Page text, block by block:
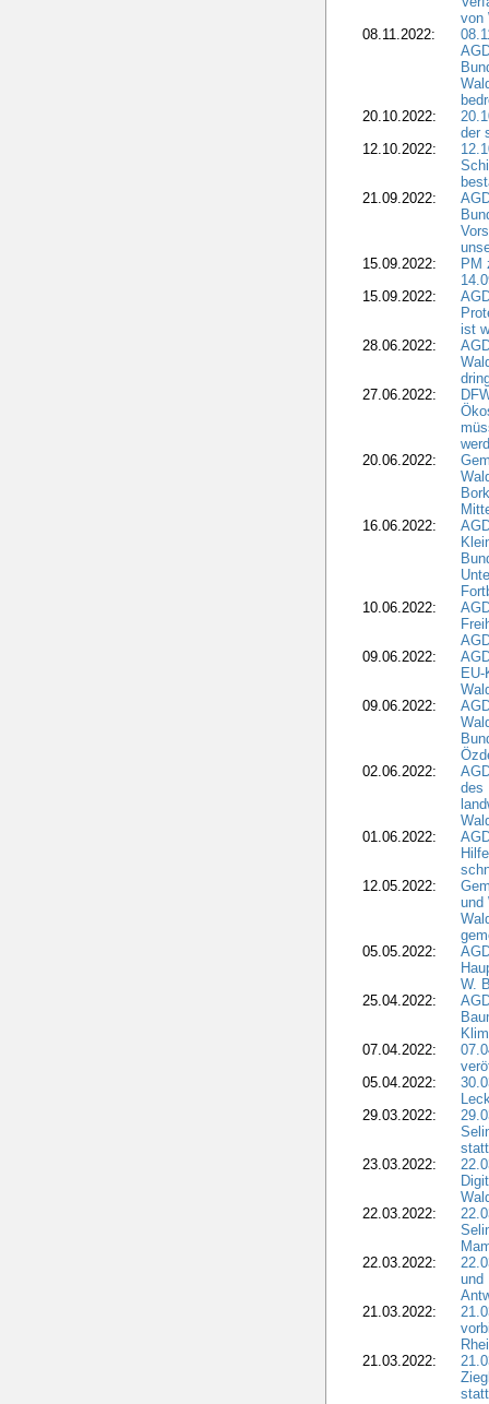
von
08.11.2022:
20.10.2022:
der
12.10.2022:
21.09.2022:
15.09.2022:
PM
15.09.2022:
ist
28.06.2022:
27.06.2022:
20.06.2022:
16.06.2022:
10.06.2022:
09.06.2022:
09.06.2022:
02.06.2022:
des
01.06.2022:
12.05.2022:
und
05.05.2022:
W.
25.04.2022:
07.04.2022:
05.04.2022:
29.03.2022:
23.03.2022:
22.03.2022:
22.03.2022:
und
21.03.2022:
21.03.2022: